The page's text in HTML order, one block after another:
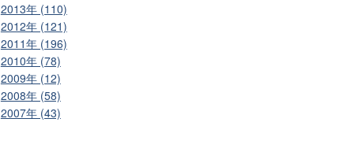
2013年 (110)
2012年 (121)
2011年 (196)
2010年 (78)
2009年 (12)
2008年 (58)
2007年 (43)